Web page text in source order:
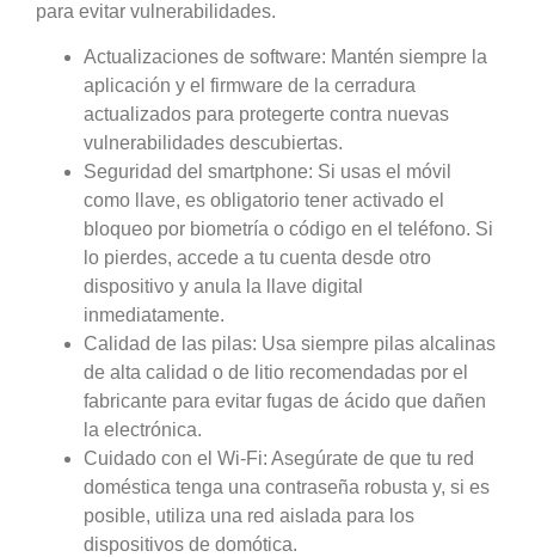
para evitar vulnerabilidades.
Actualizaciones de software: Mantén siempre la
aplicación y el firmware de la cerradura
actualizados para protegerte contra nuevas
vulnerabilidades descubiertas.
Seguridad del smartphone: Si usas el móvil
como llave, es obligatorio tener activado el
bloqueo por biometría o código en el teléfono. Si
lo pierdes, accede a tu cuenta desde otro
dispositivo y anula la llave digital
inmediatamente.
Calidad de las pilas: Usa siempre pilas alcalinas
de alta calidad o de litio recomendadas por el
fabricante para evitar fugas de ácido que dañen
la electrónica.
Cuidado con el Wi-Fi: Asegúrate de que tu red
doméstica tenga una contraseña robusta y, si es
posible, utiliza una red aislada para los
dispositivos de domótica.